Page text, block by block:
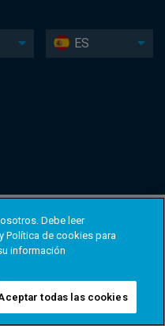
ES
Debe leer
Política de cookies para
información
todas las cookies